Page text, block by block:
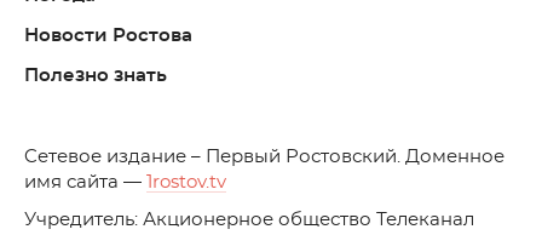
Новости Ростова
Полезно знать
Cетевое издание – Первый Ростовский. Доменное
имя сайта —
1rostov.tv
Учредитель: Акционерное общество Телеканал